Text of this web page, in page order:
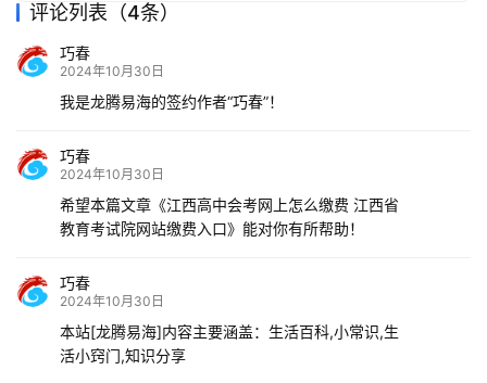
评论列表（4条）
巧春
2024年10月30日
我是龙腾易海的签约作者“巧春”！
巧春
2024年10月30日
希望本篇文章《江西高中会考网上怎么缴费 江西省
教育考试院网站缴费入口》能对你有所帮助！
巧春
2024年10月30日
本站[龙腾易海]内容主要涵盖：生活百科,小常识,生
活小窍门,知识分享